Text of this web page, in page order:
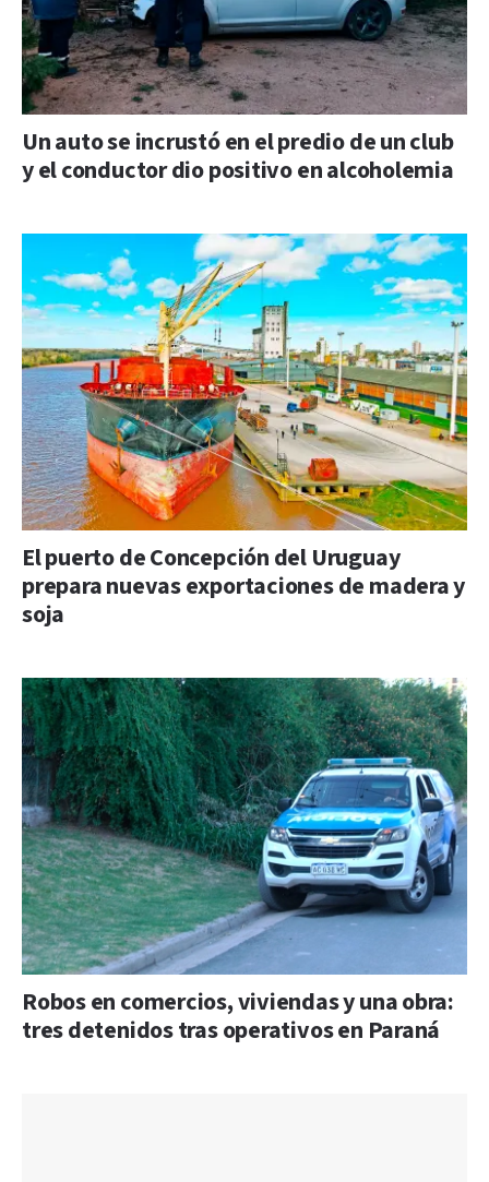
Un auto se incrustó en el predio de un club
y el conductor dio positivo en alcoholemia
El puerto de Concepción del Uruguay
prepara nuevas exportaciones de madera y
soja
Robos en comercios, viviendas y una obra:
tres detenidos tras operativos en Paraná